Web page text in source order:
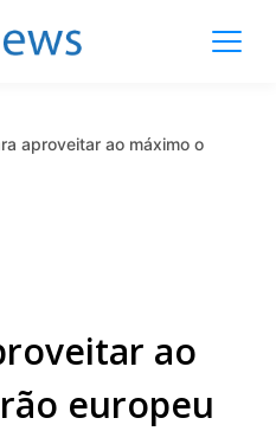
aproveitar ao máximo o
ao
europeu